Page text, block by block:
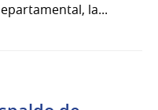
la...